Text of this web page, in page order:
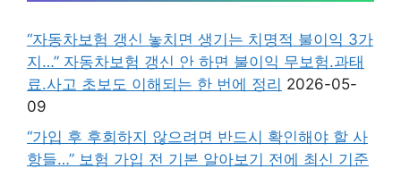
“자동차보험 갱신 놓치면 생기는 치명적 불이익 3가
지…” 자동차보험 갱신 안 하면 불이익 무보험.과태
료.사고 초보도 이해되는 한 번에 정리 2026-05-
09
“가입 후 후회하지 않으려면 반드시 확인해야 할 사
항들…” 보험 가입 전 기본 알아보기 전에 최신 기준